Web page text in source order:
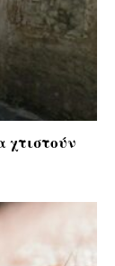
χτιστούν